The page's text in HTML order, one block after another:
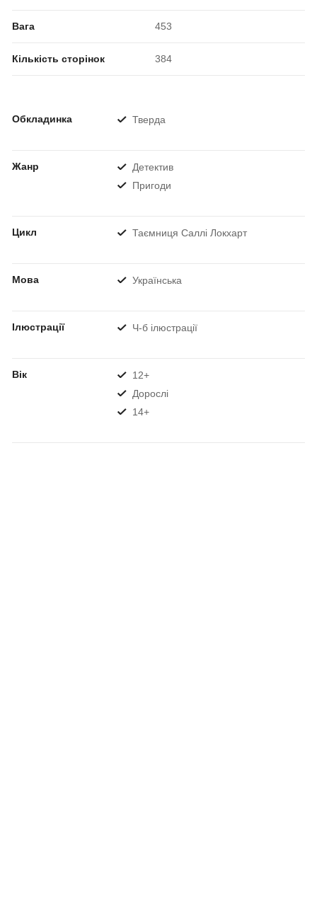
Вага 453
Кількість сторінок 384
Обкладинка Тверда
Жанр
Детектив
Пригоди
Цикл Таємниця Саллі Локхарт
Мова Українська
Ілюстрації Ч-б ілюстрації
Вік
12+
Дорослі
14+